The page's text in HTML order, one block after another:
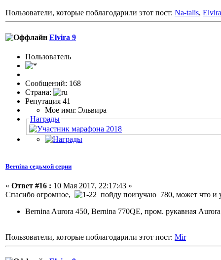
Пользователи, которые поблагодарили этот пост: Na-talis,
Elvira 9
Пользовaтeль
Сообщений: 168
Страна:
Репутация 41
Мое имя: Эльвира
Награды
Bernina седьмой серии
« Ответ #16 : 10 Мая 2017, 22:17:43 »
Спасибо огромное,
пойду поизучаю 780, может что и
Bernina Aurora 450, Bernina 770QE, пром. рукавная
Пользователи, которые поблагодарили этот пост: Mir